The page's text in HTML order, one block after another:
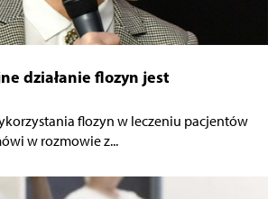
działanie flozyn jest
flozyn w leczeniu pacjentów
w rozmowie z...